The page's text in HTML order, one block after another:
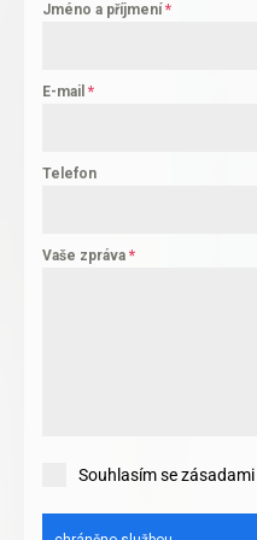
Jméno a příjmení *
E-mail *
Telefon
Vaše zpráva *
Souhlasím se zásadami